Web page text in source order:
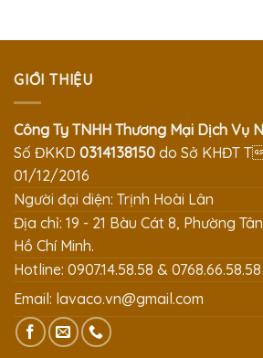
GIỚI THIỆU
Công Ty TNHH Thương Mại Dịch Vụ
Số ĐKKD 0314138150 do Sở KHĐT T
01/12/2016
Người đại diện: Trịnh Hoài Lân
Địa chỉ: 19 - 21 Bàu Cát 8, Phường
Hồ Chí Minh.
Hotline: 0907.14.58.58 &
Email: lavaco.vn@gmail.com